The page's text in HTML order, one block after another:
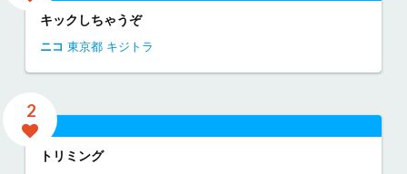
キックしちゃうぞ
ニコ 東京都 キジトラ
2
トリミング